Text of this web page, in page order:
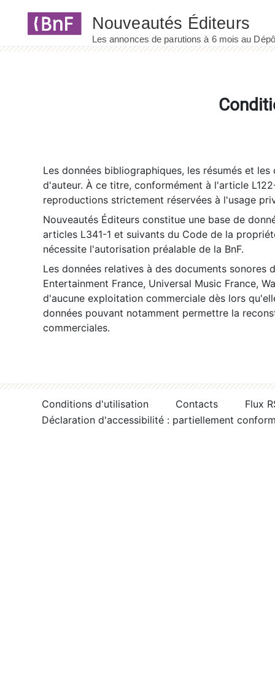
Les données bibliographiques, les résumés et
d'auteur. À ce titre, conformément à l'article
reproductions strictement réservées à l'usage
Nouveautés Éditeurs constitue une base de
articles L341-1 et suivants du Code de la
nécessite l'autorisation préalable de la BnF.
Les données relatives à des documents sonores
Entertainment France, Universal Music France,
d'aucune exploitation commerciale dès lors
données pouvant notamment permettre la
commerciales.
Conditions d'utilisation Contacts
Flux
Déclaration d'accessibilité : partiellement